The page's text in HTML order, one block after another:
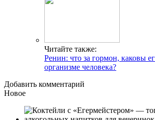
Читайте также:
Ренин: что за гормон, каковы
организме человека?
Добавить комментарий
Новое